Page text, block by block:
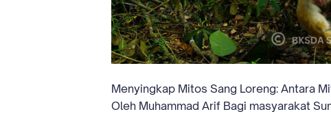
Menyingkap Mitos Sang Loreng: Antara
Oleh Muhammad Arif Bagi masyarakat